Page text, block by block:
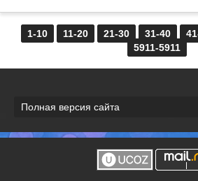
1-10 11-20 21-30 31-40
5911-5911
Полная версия сайта